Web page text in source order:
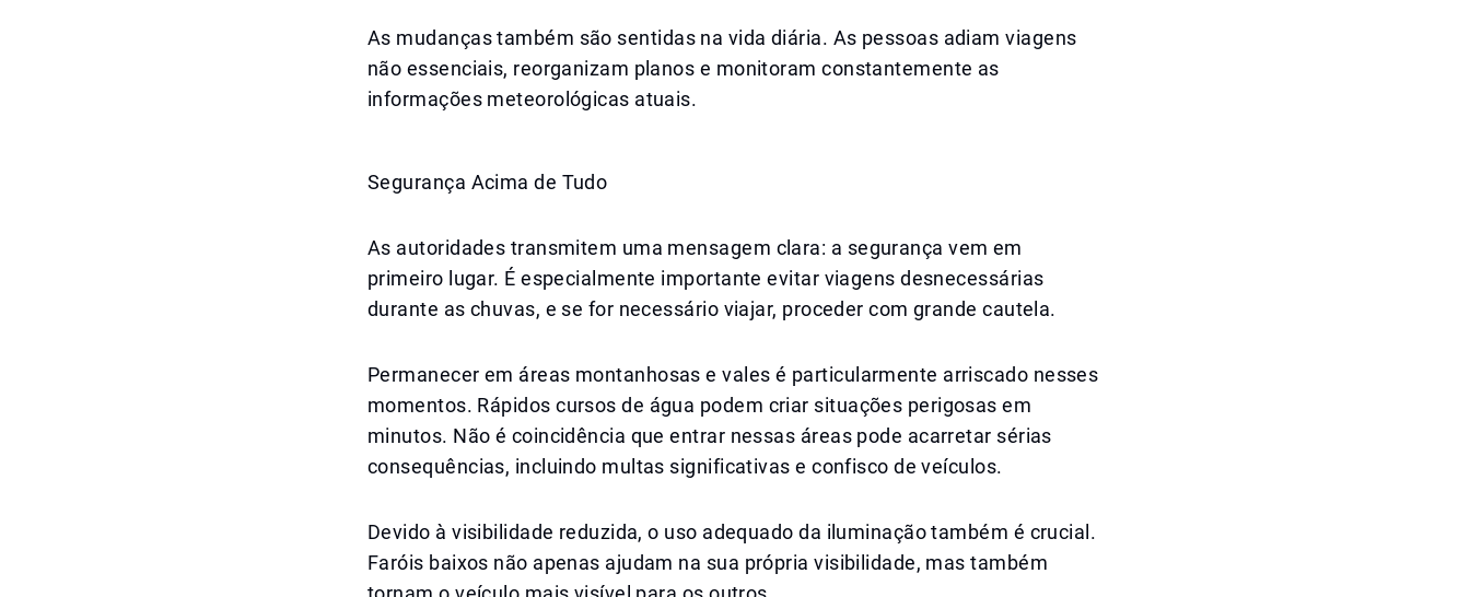
As mudanças também são sentidas na vida diária. As pessoas adiam viagens
não essenciais, reorganizam planos e monitoram constantemente as
informações meteorológicas atuais.
Segurança Acima de Tudo
As autoridades transmitem uma mensagem clara: a segurança vem em
primeiro lugar. É especialmente importante evitar viagens desnecessárias
durante as chuvas, e se for necessário viajar, proceder com grande cautela.
Permanecer em áreas montanhosas e vales é particularmente arriscado nesses
momentos. Rápidos cursos de água podem criar situações perigosas em
minutos. Não é coincidência que entrar nessas áreas pode acarretar sérias
consequências, incluindo multas significativas e confisco de veículos.
Devido à visibilidade reduzida, o uso adequado da iluminação também é crucial.
Faróis baixos não apenas ajudam na sua própria visibilidade, mas também